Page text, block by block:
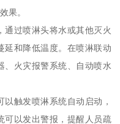
果。
通过喷淋头将水或其他灭火
延和降低温度。在喷淋联动
、火灾报警系统、自动喷水
触发喷淋系统自动启动，
可以发出警报，提醒人员疏